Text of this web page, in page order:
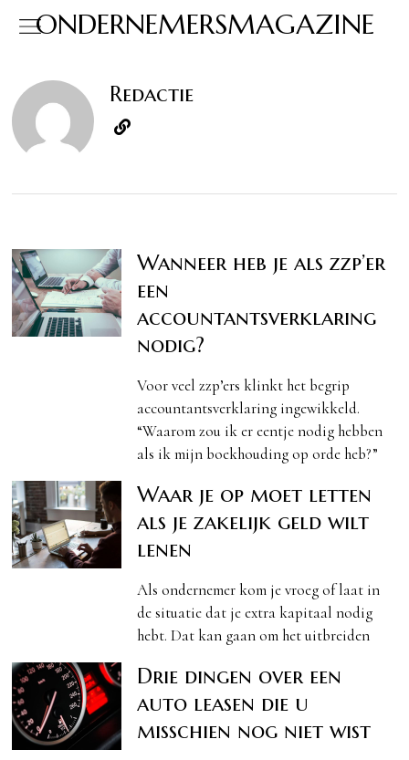
ONDERNEMERSMAGAZINE
Redactie
Wanneer heb je als zzp’er
een
accountantsverklaring
nodig?
Voor veel zzp’ers klinkt het begrip
accountantsverklaring ingewikkeld.
“Waarom zou ik er eentje nodig hebben
als ik mijn boekhouding op orde heb?”
Waar je op moet letten
als je zakelijk geld wilt
lenen
Als ondernemer kom je vroeg of laat in
de situatie dat je extra kapitaal nodig
hebt. Dat kan gaan om het uitbreiden
Drie dingen over een
auto leasen die u
misschien nog niet wist